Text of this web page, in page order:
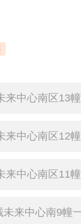
来中心南区13
来中心南区12
来中心南区11
未来中心南9幢